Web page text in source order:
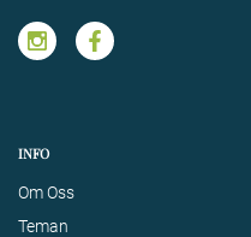
INFO
Om Oss
Teman